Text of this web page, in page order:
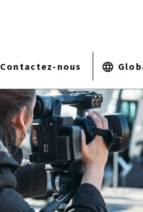
Contactez-nous